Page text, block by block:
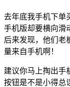
去年底我手机下单
手机版却要横向滑
后来发现，他们老
量来自手机啊！
建议你马上掏出手
按钮是不是小得总